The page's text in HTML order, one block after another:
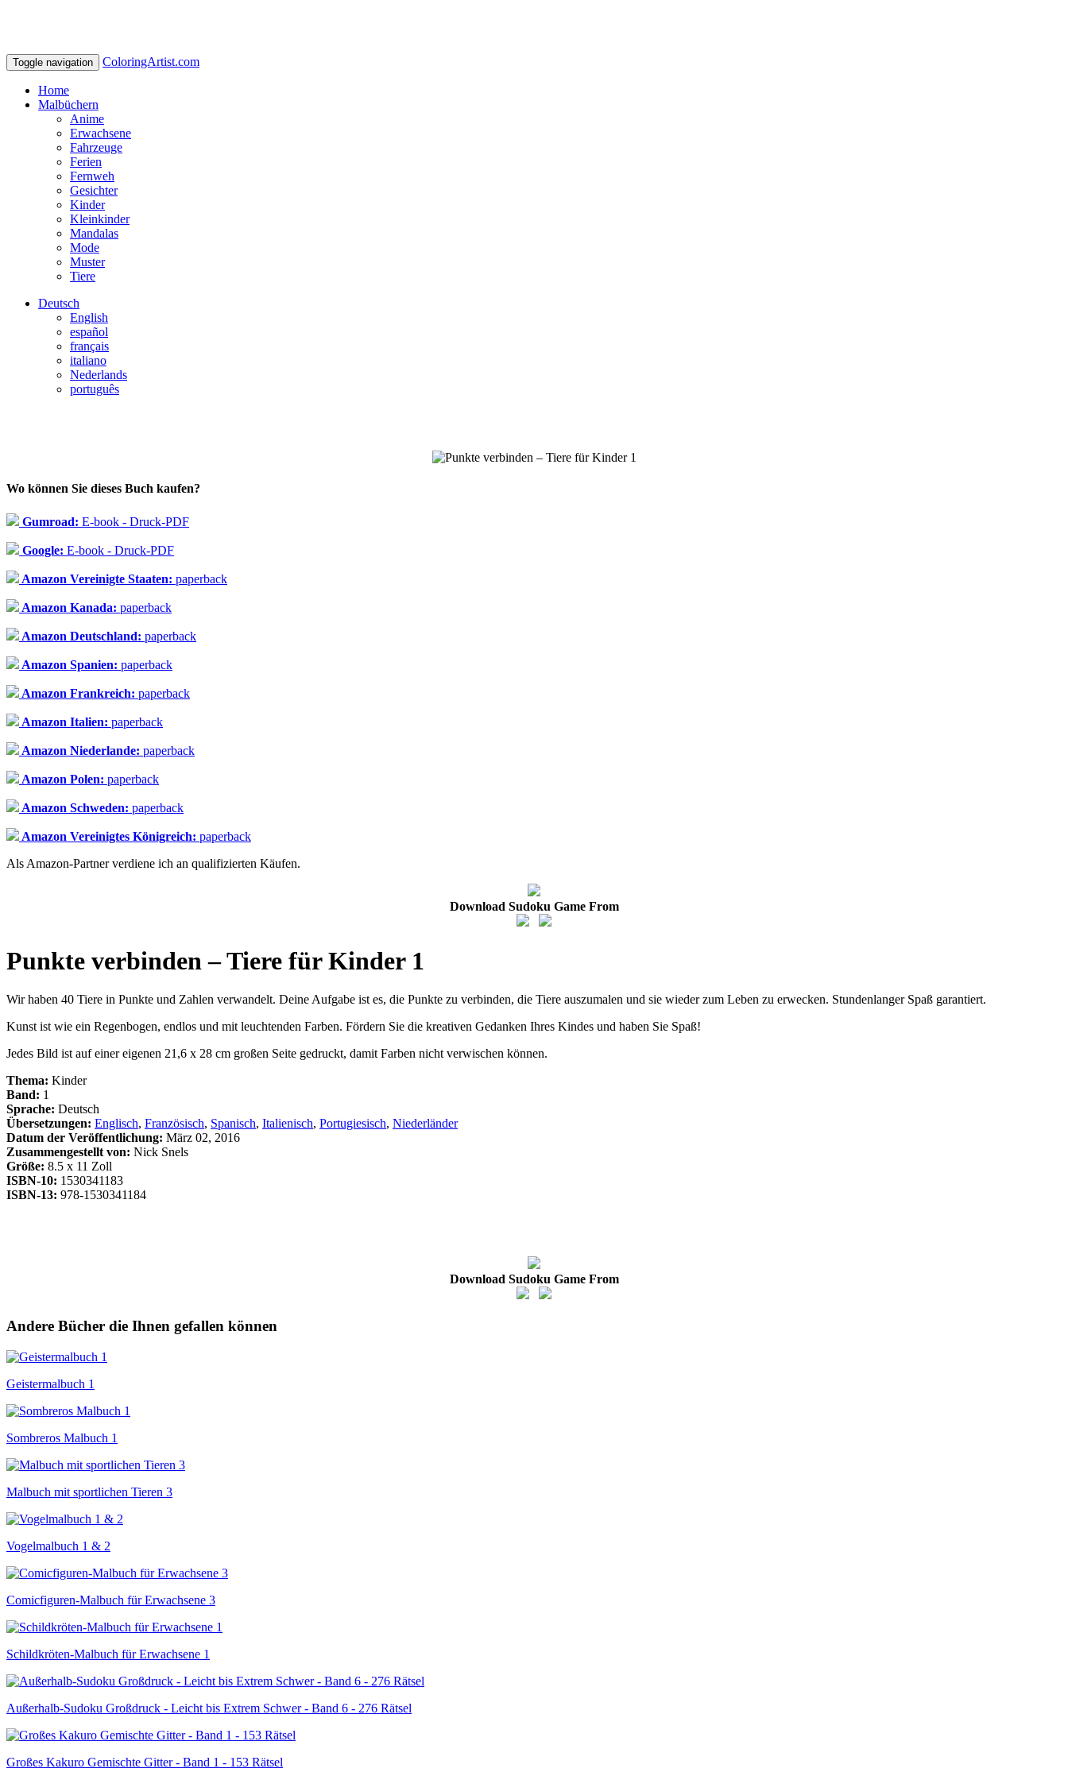
Toggle navigation ColoringArtist.com
Home
Malbüchern
Anime
Erwachsene
Fahrzeuge
Ferien
Fernweh
Gesichter
Kinder
Kleinkinder
Mandalas
Mode
Muster
Tiere
Deutsch
English
español
français
italiano
Nederlands
português
Wo können Sie dieses Buch kaufen?
Gumroad: E-book - Druck-PDF
Google: E-book - Druck-PDF
Amazon Vereinigte Staaten: paperback
Amazon Kanada: paperback
Amazon Deutschland: paperback
Amazon Spanien: paperback
Amazon Frankreich: paperback
Amazon Italien: paperback
Amazon Niederlande: paperback
Amazon Polen: paperback
Amazon Schweden: paperback
Amazon Vereinigtes Königreich: paperback
Als Amazon-Partner verdiene ich an qualifizierten Käufen.
Download Sudoku Game From
Punkte verbinden – Tiere für Kinder 1
Wir haben 40 Tiere in Punkte und Zahlen verwandelt. Deine Aufgabe ist es, die Punkte zu verbinden, die Tiere auszumalen und sie wieder zum Leben zu erwecken. Stundenlanger Spaß garantiert.
Kunst ist wie ein Regenbogen, endlos und mit leuchtenden Farben. Fördern Sie die kreativen Gedanken Ihres Kindes und haben Sie Spaß!
Jedes Bild ist auf einer eigenen 21,6 x 28 cm großen Seite gedruckt, damit Farben nicht verwischen können.
Thema: Kinder
Band: 1
Sprache: Deutsch
Übersetzungen: Englisch, Französisch, Spanisch, Italienisch, Portugiesisch, Niederländer
Datum der Veröffentlichung: März 02, 2016
Zusammengestellt von: Nick Snels
Größe: 8.5 x 11 Zoll
ISBN-10: 1530341183
ISBN-13: 978-1530341184
Download Sudoku Game From
Andere Bücher die Ihnen gefallen können
Geistermalbuch 1
Sombreros Malbuch 1
Malbuch mit sportlichen Tieren 3
Vogelmalbuch 1 & 2
Comicfiguren-Malbuch für Erwachsene 3
Schildkröten-Malbuch für Erwachsene 1
Außerhalb-Sudoku Großdruck - Leicht bis Extrem Schwer - Band 6 - 276 Rätsel
Großes Kakuro Gemischte Gitter - Band 1 - 153 Rätsel